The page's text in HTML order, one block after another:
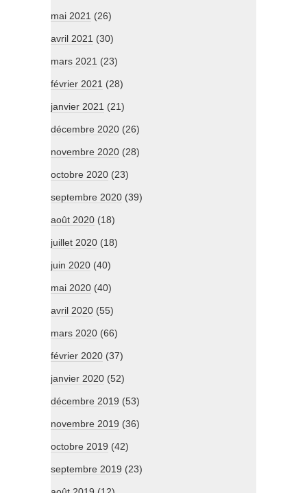
mai 2021 (26)
avril 2021 (30)
mars 2021 (23)
février 2021 (28)
janvier 2021 (21)
décembre 2020 (26)
novembre 2020 (28)
octobre 2020 (23)
septembre 2020 (39)
août 2020 (18)
juillet 2020 (18)
juin 2020 (40)
mai 2020 (40)
avril 2020 (55)
mars 2020 (66)
février 2020 (37)
janvier 2020 (52)
décembre 2019 (53)
novembre 2019 (36)
octobre 2019 (42)
septembre 2019 (23)